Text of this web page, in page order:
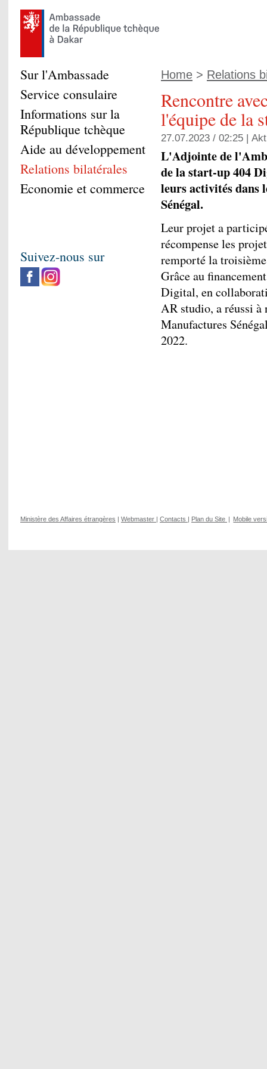
Home > Relations
Rencontre
l'équipe de la
27.07.2023 / 02:25 |
L'Adjointe de
de la start-up 404
leurs activités dans
Sénégal.
Leur projet a
récompense les
remporté la
Grâce au
Digital, en
AR studio, a réussi
Manufactures
2022.
Sur l'Ambassade
Service consulaire
Informations sur la
République tchèque
Aide au développement
Relations bilatérales
Economie et commerce
Suivez-nous sur
Ministère des Affaires étrangères | Webmaster | Contacts | Plan du Site | Mobile